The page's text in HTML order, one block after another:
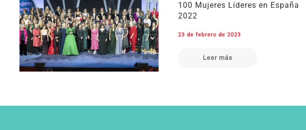
100 Mujeres Líderes en España
2022
23 de febrero de 2023
Leer más